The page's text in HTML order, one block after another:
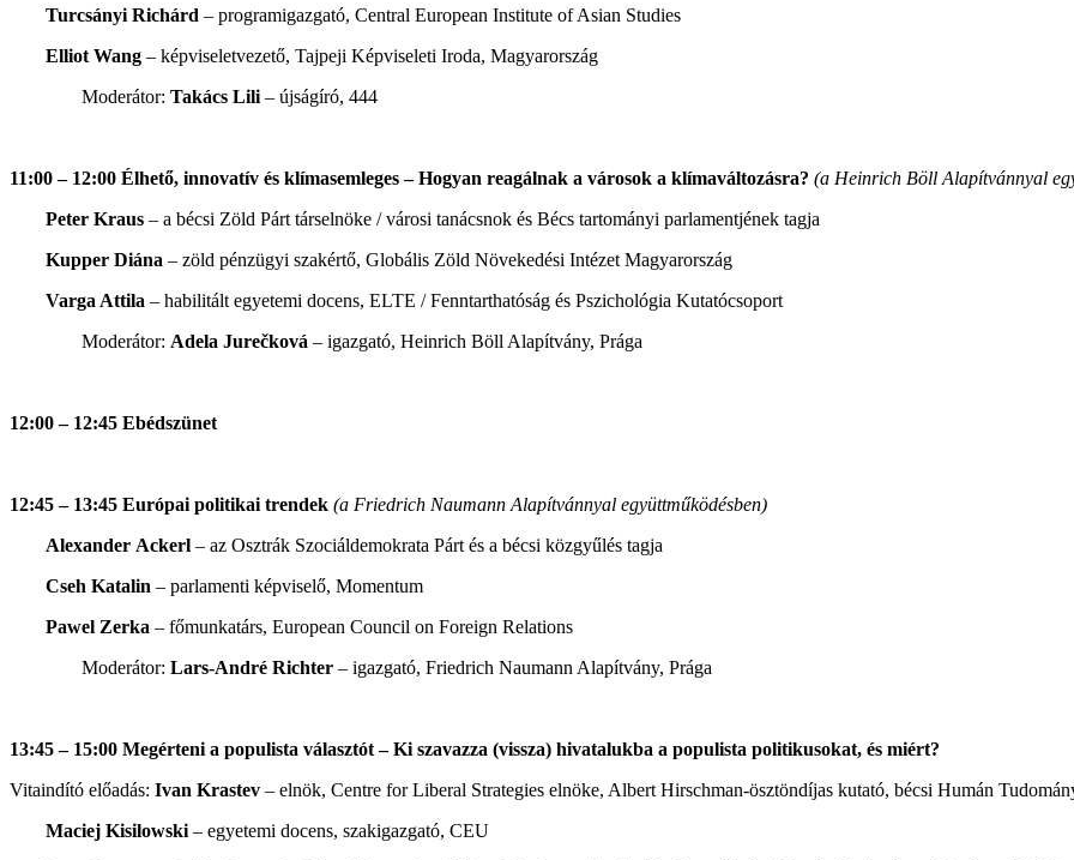
Turcsányi Richárd – programigazgató, Central European Institute of Asian Studies
Elliot Wang – képviseletvezető, Tajpeji Képviseleti Iroda, Magyarország
Moderátor: Takács Lili – újságíró, 444
11:00 – 12:00 Élhető, innovatív és klímasemleges – Hogyan reagálnak a városok a klímaváltozásra? (a Heinrich Böll Alapítvánnyal
Peter Kraus – a bécsi Zöld Párt társelnöke / városi tanácsnok és Bécs tartományi parlamentjének tagja
Kupper Diána – zöld pénzügyi szakértő, Globális Zöld Növekedési Intézet Magyarország
Varga Attila – habilitált egyetemi docens, ELTE / Fenntarthatóság és Pszichológia Kutatócsoport
Moderátor: Adela Jurečková – igazgató, Heinrich Böll Alapítvány, Prága
12:00 – 12:45 Ebédszünet
12:45 – 13:45 Európai politikai trendek (a Friedrich Naumann Alapítvánnyal együttműködésben)
Alexander Ackerl – az Osztrák Szociáldemokrata Párt és a bécsi közgyűlés tagja
Cseh Katalin – parlamenti képviselő, Momentum
Pawel Zerka – főmunkatárs, European Council on Foreign Relations
Moderátor: Lars-André Richter – igazgató, Friedrich Naumann Alapítvány, Prága
13:45 – 15:00 Megérteni a populista választót – Ki szavazza (vissza) hivatalukba a populista politikusokat, és miért?
Vitaindító előadás: Ivan Krastev – elnök, Centre for Liberal Strategies elnöke, Albert Hirschman-ösztöndíjas kutató, bécsi Humán
Maciej Kisilowski – egyetemi docens, szakigazgató, CEU